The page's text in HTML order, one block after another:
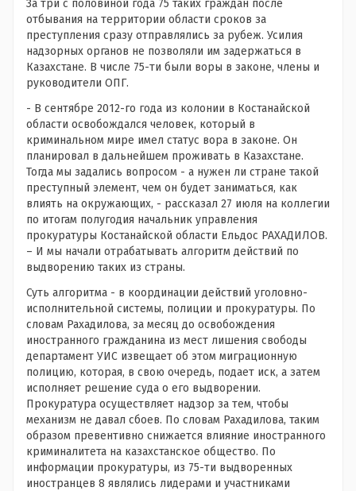
За три с половиной года 75 таких граждан после
отбывания на территории области сроков за
преступления сразу отправлялись за рубеж. Усилия
надзорных органов не позволяли им задержаться в
Казахстане. В числе 75-ти были воры в законе, члены и
руководители ОПГ.
- В сентябре 2012-го года из колонии в Костанайской
области освобождался человек, который в
криминальном мире имел статус вора в законе. Он
планировал в дальнейшем проживать в Казахстане.
Тогда мы задались вопросом - а нужен ли стране такой
преступный элемент, чем он будет заниматься, как
влиять на окружающих, - рассказал 27 июля на коллегии
по итогам полугодия начальник управления
прокуратуры Костанайской области Ельдос РАХАДИЛОВ.
– И мы начали отрабатывать алгоритм действий по
выдворению таких из страны.
Суть алгоритма - в координации действий уголовно-
исполнительной системы, полиции и прокуратуры. По
словам Рахадилова, за месяц до освобождения
иностранного гражданина из мест лишения свободы
департамент УИС извещает об этом миграционную
полицию, которая, в свою очередь, подает иск, а затем
исполняет решение суда о его выдворении.
Прокуратура осуществляет надзор за тем, чтобы
механизм не давал сбоев. По словам Рахадилова, таким
образом превентивно снижается влияние иностранного
криминалитета на казахстанское общество. По
информации прокуратуры, из 75-ти выдворенных
иностранцев 8 являлись лидерами и участниками